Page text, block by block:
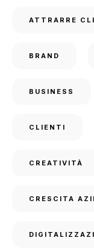
ATTRARRE
BRAND
BUSINESS
CLIENTI
CREATIVITÀ
CRESCITA